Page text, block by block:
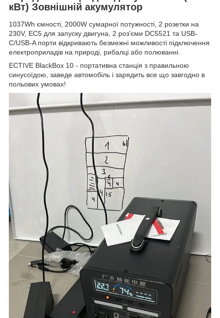
кВт) Зовнішній акумулятор
1037Wh ємності, 2000W сумарної потужності, 2 розетки на
230V, EC5 для запуску двигуна, 2 роз'єми DC5521 та USB-
C/USB-A порти відкривають безмежні можливості підключення
електроприладів на природі, рибалці або полюванні.
ECTIVE BlackBox 10 - портативна станція з правильною
синусоїдою, заведе автомобіль і зарядить все що завгодно в
польових умовах!